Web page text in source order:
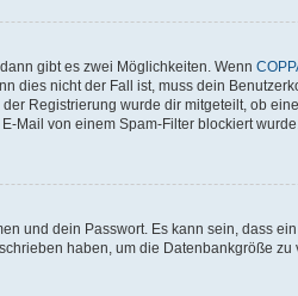
gibt es zwei Möglichkeiten. Wenn
nicht der Fall ist, muss dein
Registrierung wurde dir mitgeteilt, ob
von einem Spam-Filter blockiert
und dein Passwort. Es kann sein, dass
haben, um die Datenbankgröße